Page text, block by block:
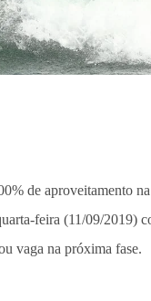
de aproveitamento
feira (11/09/
vaga na próxima fase.